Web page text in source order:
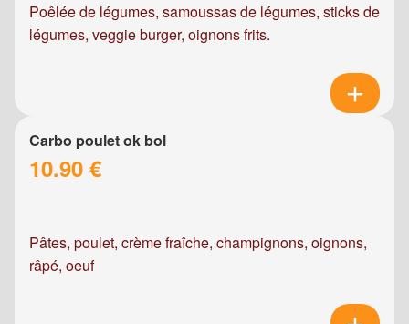
Poêlée de légumes, samoussas de légumes, sticks de
légumes, veggie burger, oignons frits.
Carbo poulet ok bol
10.90 €
Pâtes, poulet, crème fraîche, champignons, oignons,
râpé, oeuf